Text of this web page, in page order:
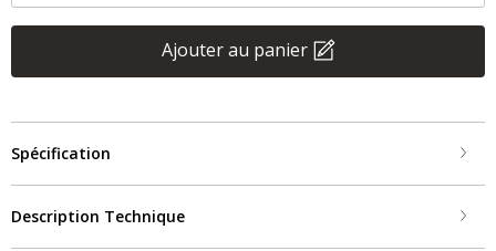
Ajouter au panier
Spécification
Description Technique